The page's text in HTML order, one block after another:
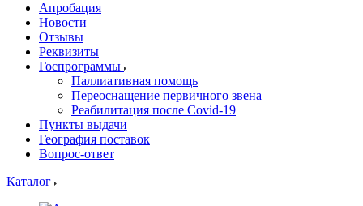
Апробация
Новости
Отзывы
Реквизиты
Госпрограммы
Паллиативная помощь
Переоснащение первичного звена
Реабилитация после Covid-19
Пункты выдачи
География поставок
Вопрос-ответ
Каталог